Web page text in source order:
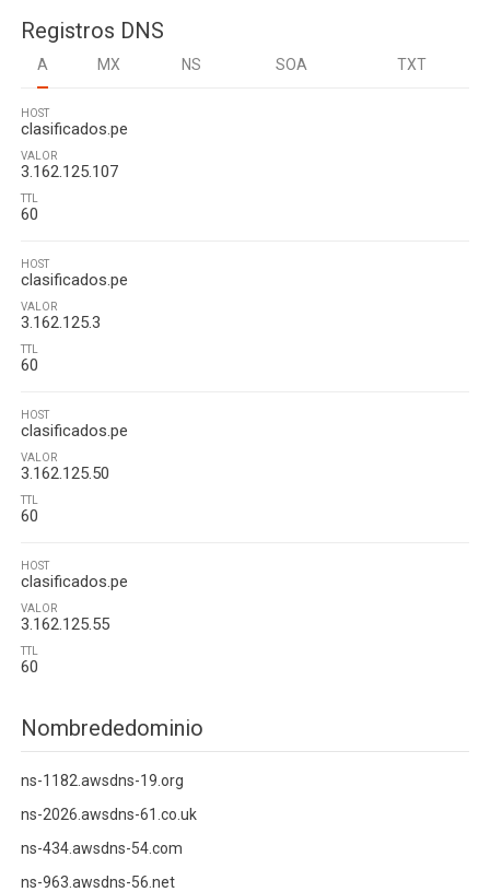
Registros DNS
A MX NS SOA TXT
HOST
clasificados.pe
VALOR
3.162.125.107
TTL
60
HOST
clasificados.pe
VALOR
3.162.125.3
TTL
60
HOST
clasificados.pe
VALOR
3.162.125.50
TTL
60
HOST
clasificados.pe
VALOR
3.162.125.55
TTL
60
Nombrededominio
ns-1182.awsdns-19.org
ns-2026.awsdns-61.co.uk
ns-434.awsdns-54.com
ns-963.awsdns-56.net